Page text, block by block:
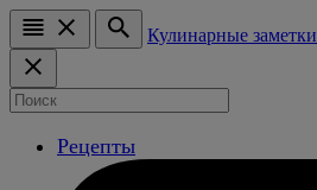
Кулинарные заметки
Рецепты